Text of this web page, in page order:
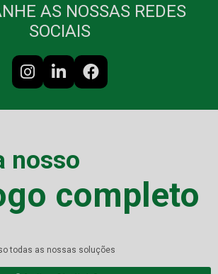
AS NOSSAS REDES
SOCIAIS
nosso
completo
todas as nossas soluções